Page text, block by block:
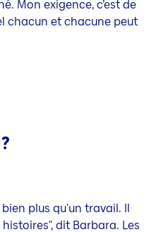
Mon exigence, c’est de
chacun et chacune peut
plus qu'un travail. Il
dit Barbara. Les